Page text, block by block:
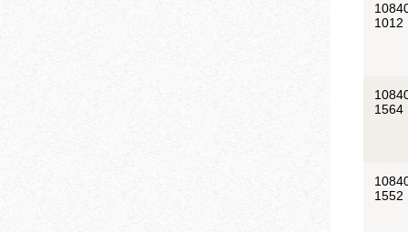
1012
1564
1552